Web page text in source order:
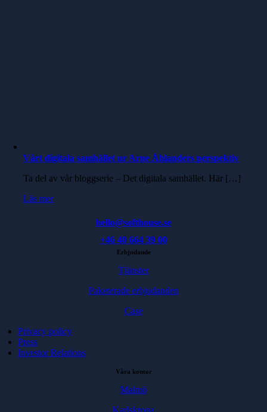
Vårt digitala samhället ur Arne Åhlanders perspektiv
Ta del av vår bloggserie – Det digitala samhället. Här […]
Läs mer
hello@softhouse.se
+46 40 664 39 00
Erbjudande
Tjänster
Paketerade erbjudanden
Case
Privacy policy
Press
Investor Relations
Våra kontor
Malmö
Karlskrona